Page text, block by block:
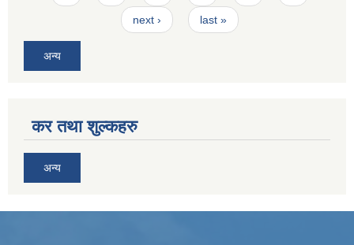
next › last »
अन्य
कर तथा शुल्कहरु
अन्य